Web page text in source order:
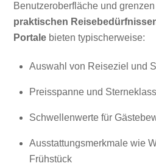
Benutzeroberfläche und
praktischen
Portale bieten typischerweise:
Auswahl von Reiseziel und
Preisspanne und
Schwellenwerte für
Ausstattungsmerkmale wie
Frühstück